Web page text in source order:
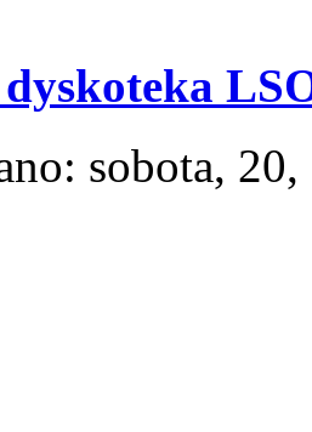
sobota,